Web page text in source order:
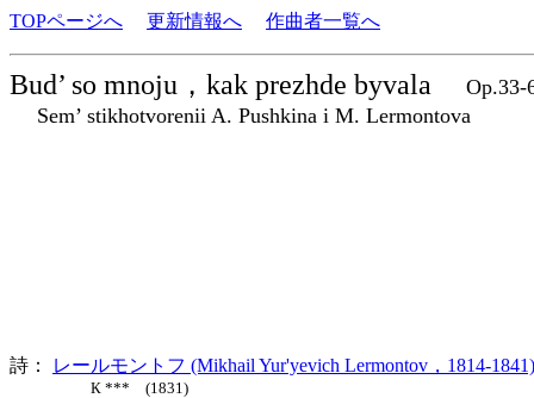
TOPページへ 更新情報へ 作曲者一覧へ
Bud’ so mnoju，kak prezhde byvala
Sem’ stikhotvorenii A. Pushkina i M. Lermontova
詩： レールモントフ (Mikhail Yur'yevich Lermontov，1814-1841)
К *** (1831)